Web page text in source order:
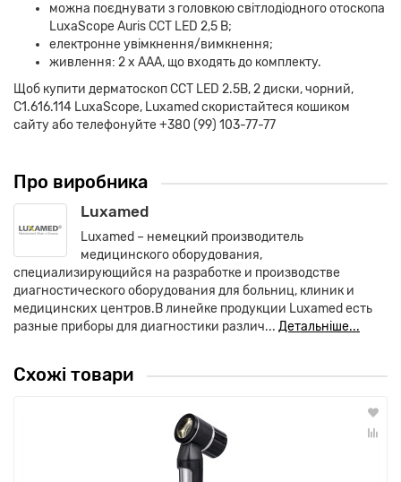
можна поєднувати з головкою світлодіодного отоскопа
LuxaScope Auris CCT LED 2,5 В;
електронне увімкнення/вимкнення;
живлення: 2 x AAA, що входять до комплекту.
Щоб купити дерматоскоп CCT LED 2.5В, 2 диски, чорний,
C1.616.114 LuxaScope, Luxamed скористайтеся кошиком
сайту або телефонуйте+380 (99) 103-77-77
Про виробника
Luxamed
Luxamed – немецкий производитель
медицинского оборудования,
специализирующийся на разработке и производстве
диагностического оборудования для больниц, клиник и
медицинских центров.В линейке продукции Luxamed есть
разные приборы для диагностики различ... Детальніше...
Схожі товари